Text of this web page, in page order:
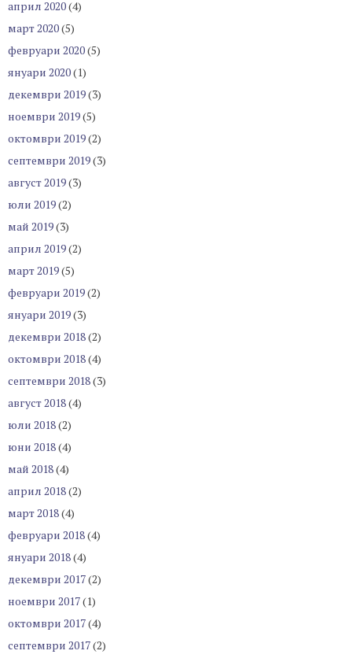
април 2020(4)
март 2020(5)
февруари 2020(5)
януари 2020(1)
декември 2019(3)
ноември 2019(5)
октомври 2019(2)
септември 2019(3)
август 2019(3)
юли 2019(2)
май 2019(3)
април 2019(2)
март 2019(5)
февруари 2019(2)
януари 2019(3)
декември 2018(2)
октомври 2018(4)
септември 2018(3)
август 2018(4)
юли 2018(2)
юни 2018(4)
май 2018(4)
април 2018(2)
март 2018(4)
февруари 2018(4)
януари 2018(4)
декември 2017(2)
ноември 2017(1)
октомври 2017(4)
септември 2017(2)